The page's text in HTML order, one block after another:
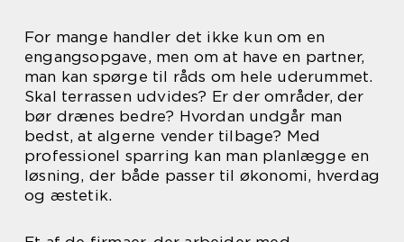
For mange handler det ikke kun om en
engangsopgave, men om at have en partner,
man kan spørge til råds om hele uderummet.
Skal terrassen udvides? Er der områder, der
bør drænes bedre? Hvordan undgår man
bedst, at algerne vender tilbage? Med
professionel sparring kan man planlægge en
løsning, der både passer til økonomi, hverdag
og æstetik.